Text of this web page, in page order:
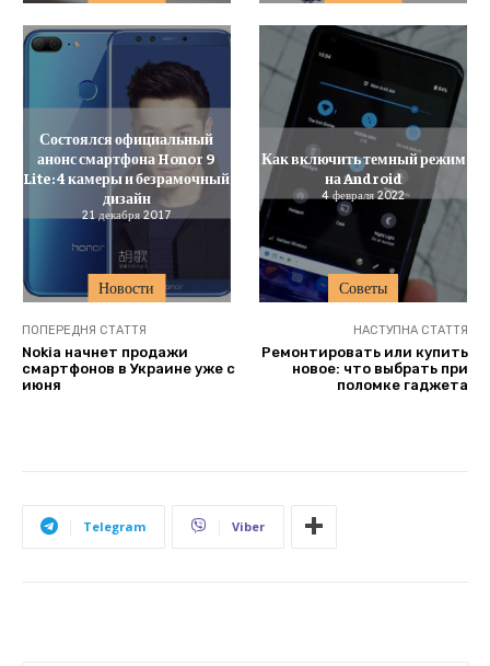
Новости
Состоялся официальный
анонс смартфона Honor 9
Lite: 4 камеры и безрамочный
дизайн
21 декабря 2017
Советы
Как включить темный режим
на Android
4 февраля 2022
ПОПЕРЕДНЯ СТАТТЯ
Nokia начнет продажи
смартфонов в Украине уже с
июня
НАСТУПНА СТАТТЯ
Ремонтировать или купить
новое: что выбрать при
поломке гаджета
Telegram Viber